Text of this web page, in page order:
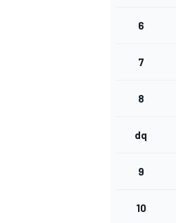
6
7
8
dq
9
10